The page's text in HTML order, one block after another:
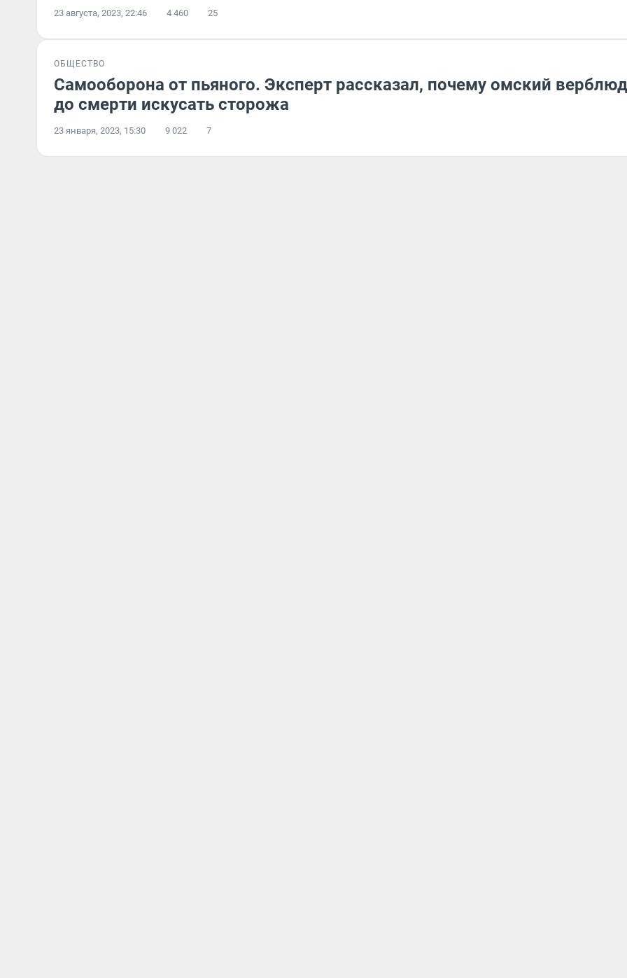
23 августа, 2023, 22:46 4 460 25
ОБЩЕСТВО
Самооборона от пьяного. Эксперт рассказал, почему омский
до смерти искусать сторожа
23 января, 2023, 15:30 9 022 7